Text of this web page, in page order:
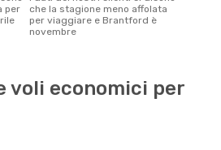
per
che la stagione meno affolata
per viaggiare e Brantford è
novembre
voli economici per